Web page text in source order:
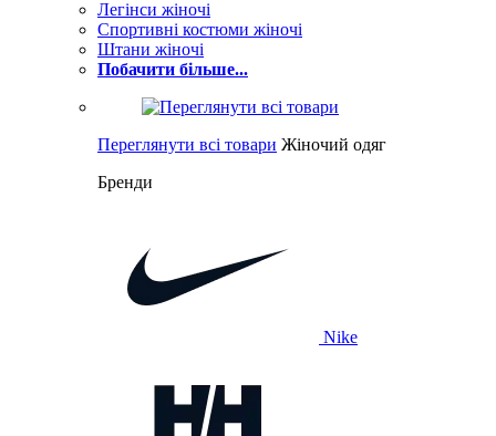
Легінси жіночі
Спортивні костюми жіночі
Штани жіночі
Побачити більше...
Переглянути всі товари Жіночий одяг
Бренди
Nike